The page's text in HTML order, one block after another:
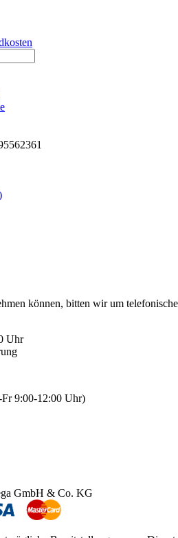
können, bitten wir um
Uhr
9:00-12:00 Uhr)
GmbH & Co. KG